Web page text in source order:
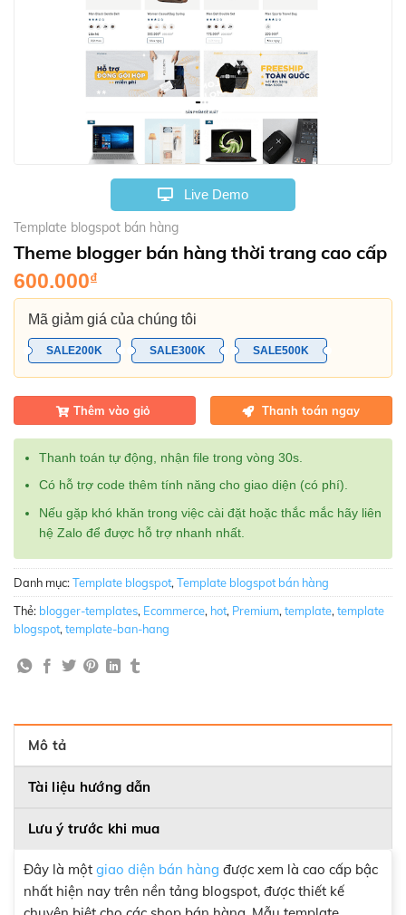
Live Demo
Template blogspot bán hàng
Theme blogger bán hàng thời trang cao cấp
600.000₫
Mã giảm giá của chúng tôi
SALE200K SALE300K SALE500K
Thêm vào giỏ Thanh toán ngay
Thanh toán tự động, nhận file trong vòng 30s.
Có hỗ trợ code thêm tính năng cho giao diện (có phí).
Nếu gặp khó khăn trong việc cài đặt hoặc thắc mắc hãy liên
hệ Zalo để được hỗ trợ nhanh nhất.
Danh mục:Template blogspot,Template blogspot bán hàng
Thẻ: blogger-templates, Ecommerce, hot, Premium,template,template
blogspot,template-ban-hang
Mô tả
Tài liệu hướng dẫn
Lưu ý trước khi mua
Đây là một giao diện bán hàng được xem là cao cấp bậc
nhất hiện nay trên nền tảng blogspot, được thiết kế